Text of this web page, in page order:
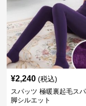
¥2,240 (税込)
スパッツ 極暖裏起毛ス
脚シルエット